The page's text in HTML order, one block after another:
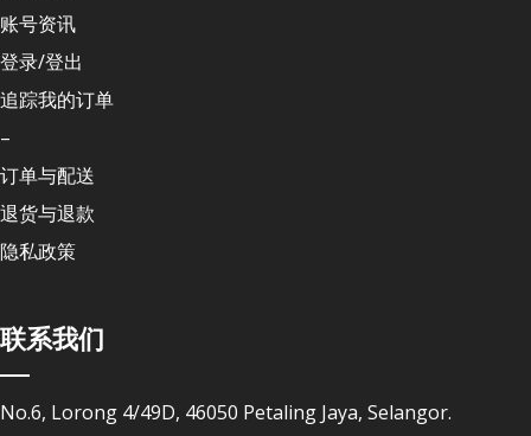
账号资讯
登录/登出
追踪我的订单
–
订单与配送
退货与退款
隐私政策
联系我们
No.6, Lorong 4/49D, 46050 Petaling Jaya, Selangor.